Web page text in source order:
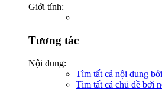
Giới tính:
Tương tác
Nội dung:
Tìm tất cả nội dung
Tìm tất cả chủ đề bởi